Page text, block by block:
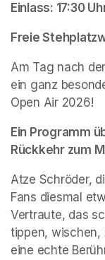
Einlass: 17:30
Freie
Am Tag nach
ein ganz
Open Air 2026!
Ein Programm
Rückkehr zum
Atze Schröder,
Fans diesmal
Vertraute, das
tippen, wischen,
eine echte